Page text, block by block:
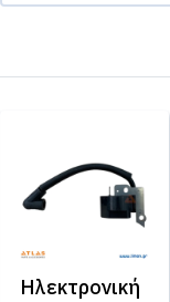
Ηλεκτρονική